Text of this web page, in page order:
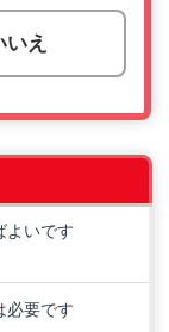
いえ
よいです
必要です